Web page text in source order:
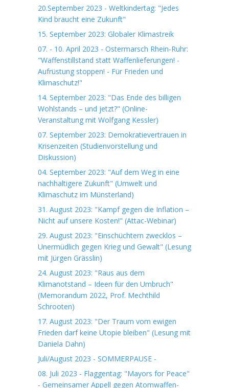
20.September 2023 - Weltkindertag: "Jedes
Kind braucht eine Zukunft"
15. September 2023: Globaler Klimastreik
07. - 10. April 2023 - Ostermarsch Rhein-Ruhr:
"Waffenstillstand statt Waffenlieferungen! -
Aufrüstung stoppen! - Für Frieden und
Klimaschutz!"
14. September 2023: "Das Ende des billigen
Wohlstands – und jetzt?" (Online-
Veranstaltung mit Wolfgang Kessler)
07. September 2023: Demokratievertrauen in
Krisenzeiten (Studienvorstellung und
Diskussion)
04. September 2023: "Auf dem Weg in eine
nachhaltigere Zukunft" (Umwelt und
Klimaschutz im Münsterland)
31. August 2023: "Kampf gegen die Inflation –
Nicht auf unsere Kosten!" (Attac-Webinar)
29. August 2023: "Einschüchtern zwecklos –
Unermüdlich gegen Krieg und Gewalt" (Lesung
mit Jürgen Grässlin)
24. August 2023: "Raus aus dem
Klimanotstand – Ideen für den Umbruch"
(Memorandum 2022, Prof. Mechthild
Schrooten)
17. August 2023: "Der Traum vom ewigen
Frieden darf keine Utopie bleiben" (Lesung mit
Daniela Dahn)
Juli/August 2023 - SOMMERPAUSE -
08. Juli 2023 - Flaggentag: "Mayors for Peace"
- Gemeinsamer Appell gegen Atomwaffen-